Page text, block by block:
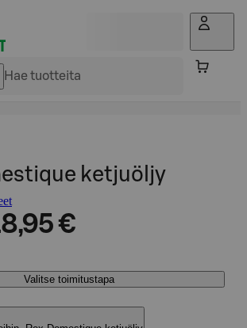
ketjuöljy
€
Valitse toimitustapa